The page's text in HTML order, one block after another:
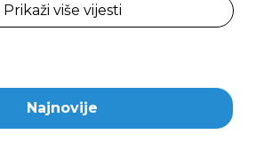
Prikaži više vijesti
Najnovije